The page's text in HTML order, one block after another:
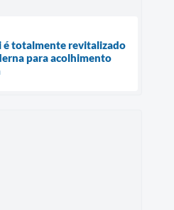
totalmente revitalizado
para acolhimento